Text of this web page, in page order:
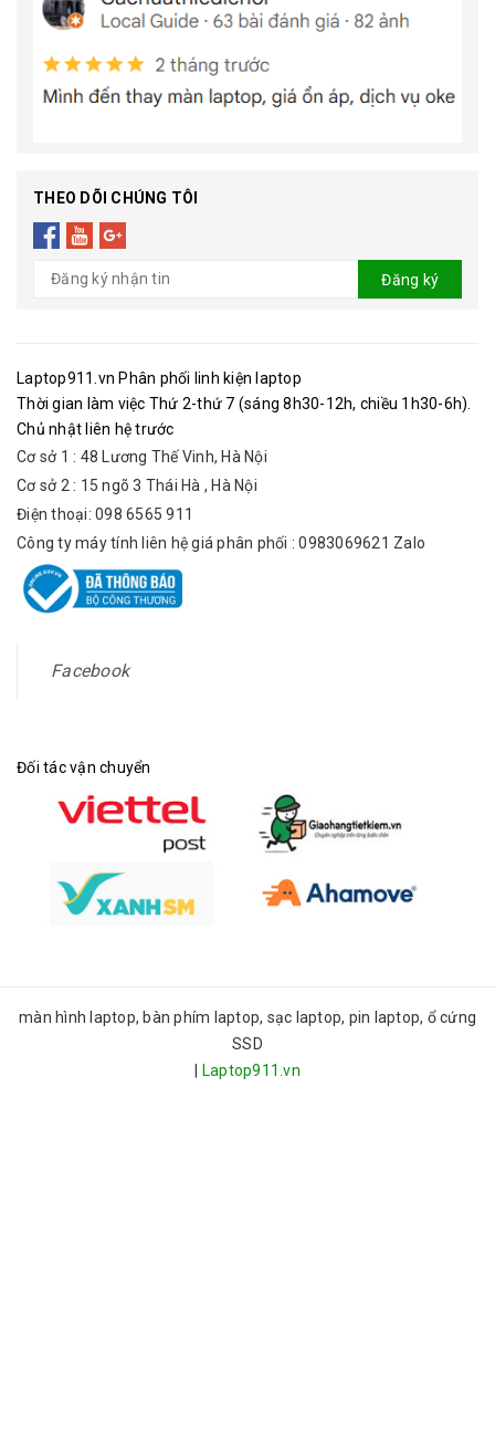
THEO DÕI CHÚNG TÔI
Đăng ký
Laptop911.vn Phân phối linh kiện laptop
Thời gian làm việc Thứ 2-thứ 7 (sáng 8h30-12h, chiều 1h30-6h).
Chủ nhật liên hệ trước
Cơ sở 1 : 48 Lương Thế Vinh, Hà Nội
Cơ sở 2 : 15 ngõ 3 Thái Hà , Hà Nội
Điện thoại: 098 6565 911
Công ty máy tính liên hệ giá phân phối : 0983069621 Zalo
Facebook
Đối tác vận chuyển
màn hình laptop, bàn phím laptop, sạc laptop, pin laptop, ổ cứng
SSD
Laptop911.vn